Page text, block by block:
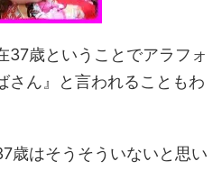
37歳ということでアラフォ
さん』と言われることもわ
歳はそうそういないと思い